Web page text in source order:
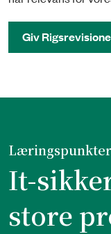
Giv
Læringspunkter
It-
store